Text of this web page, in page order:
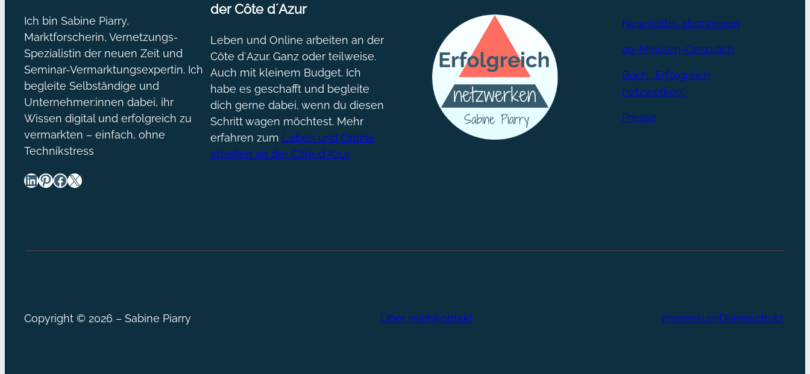
Ich bin Sabine Piarry,
Marktforscherin, Vernetzungs-
Spezialistin der neuen Zeit und
Seminar-Vermarktungsexpertin. Ich
begleite Selbständige und
Unternehmer:innen dabei, ihr
Wissen digital und erfolgreich zu
vermarkten – einfach, ohne
Technikstress
LinkedIn Pinterest Facebook X
der Côte d´Azur
Leben und Online arbeiten an der
Côte d´Azur. Ganz oder teilweise.
Auch mit kleinem Budget. Ich
habe es geschafft und begleite
dich gerne dabei, wenn du diesen
Schritt wagen möchtest. Mehr
erfahren zum Leben und Online
arbeiten an der Côte d´Azur
Newsletter abonnieren
20-Minuten-Gespräch
Buch „Erfolgreich
netzwerken“
Presse
Copyright © 2026 – Sabine Piarry Über michKontakt ImpressumDatenschutz